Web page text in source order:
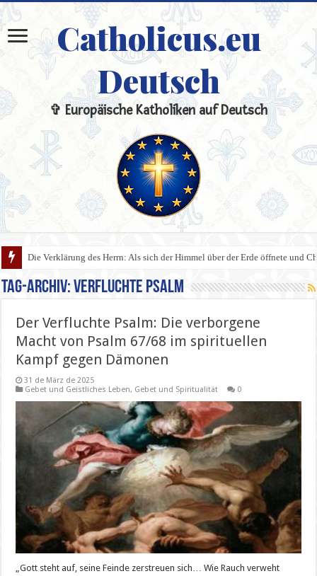
Catholicus.eu
Deutsch
✞ Europäische Katholiken auf Deutsch
Die Verklärung des Herrn: Als sich der Himmel über der Erde öffnete und
Tag-Archiv:Verfluchte Psalm
Der Verfluchte Psalm: Die verborgene
Macht von Psalm 67/68 im spirituellen
Kampf gegen Dämonen
31 de März de 2025
Gebet und Geistliches Leben, Gebet und Spiritualität 0
„Gott steht auf, seine Feinde zerstreuen sich… Wie Rauch verweht